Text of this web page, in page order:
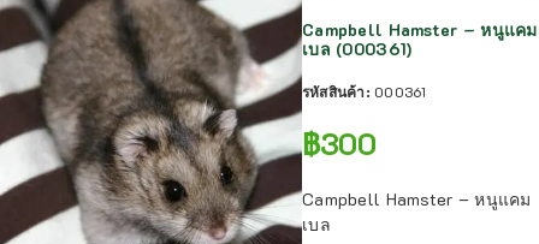
Campbell Hamster – หนูแคม
เบล (000361)
รหัสสินค้า: 000361
฿300
Campbell Hamster – หนูแคม
เบล